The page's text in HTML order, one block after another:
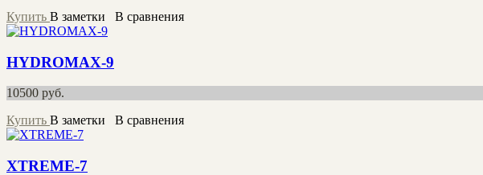
Купить В заметки В сравнения
HYDROMAX-9
10500 руб.
Купить В заметки В сравнения
XTREME-7